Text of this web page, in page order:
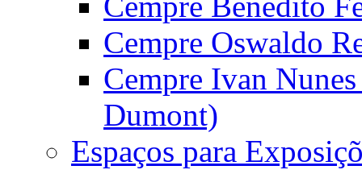
Cempre Oswaldo
Cempre Ivan
Dumont)
Espaços para